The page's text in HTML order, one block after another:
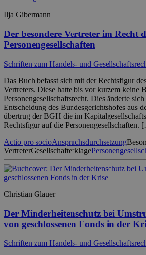
Ilja Gibermann
Der besondere Vertreter im Recht
Personengesellschaften
Schriften zum Handels- und
Das Buch befasst sich mit der Rechtsfigur
Vertreters. Diese hatte bis vor kurzem keine
Personengesellschaftsrecht. Dies änderte
Entscheidung des Bundesgerichtshofes aus
übertrug der BGH die im
Rechtsfigur auf die Personengesellschaften.
Actio pro socioAnspruchsdurchsetzung
VertreterGesellschafterklage
Christian Glauer
Der Minderheitenschutz bei
von geschlossenen Fonds in der
Schriften zum Handels- und